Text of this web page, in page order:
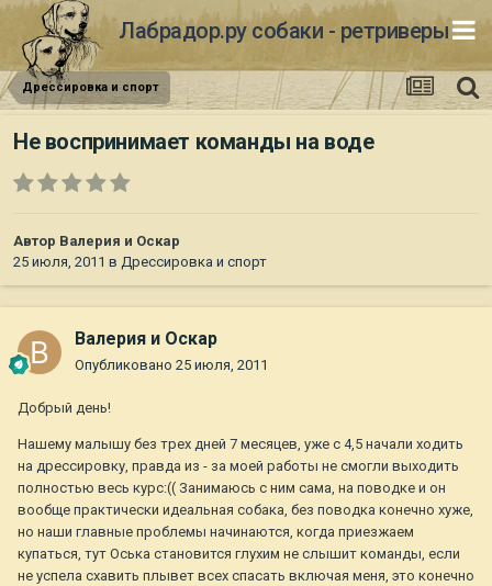
Лабрадор.ру собаки - ретриверы
Дрессировка и спорт
Не воспринимает команды на воде
Автор Валерия и Оскар
25 июля, 2011 в Дрессировка и спорт
Валерия и Оскар
Опубликовано 25 июля, 2011
Добрый день!
Нашему малышу без трех дней 7 месяцев, уже с 4,5 начали ходить
на дрессировку, правда из - за моей работы не смогли выходить
полностью весь курс:(( Занимаюсь с ним сама, на поводке и он
вообще практически идеальная собака, без поводка конечно хуже,
но наши главные проблемы начинаются, когда приезжаем
купаться, тут Оська становится глухим не слышит команды, если
не успела схавить плывет всех спасать включая меня, это конечно